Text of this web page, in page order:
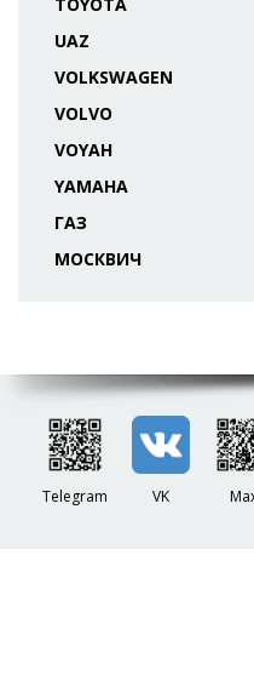
UAZ
VOLKSWAGEN
VOLVO
VOYAH
YAMAHA
ГАЗ
МОСКВИЧ
Telegram VK